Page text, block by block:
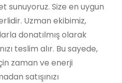
sunuyoruz. Size en uygun
Uzman ekibimiz,
donatılmış olarak
teslim alır. Bu sayede,
zaman ve enerji
satışınızı